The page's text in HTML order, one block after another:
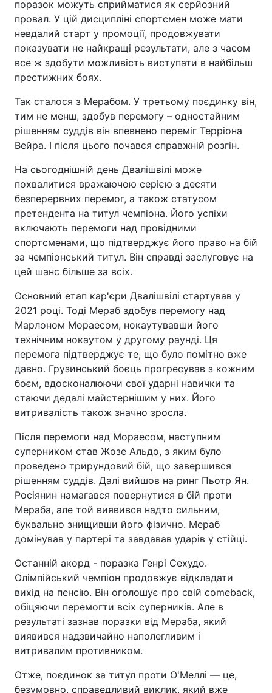
поразок можуть сприйматися як серйозний
провал. У цій дисципліні спортсмен може мати
невдалий старт у промоції, продовжувати
показувати не найкращі результати, але з часом
все ж здобути можливість виступати в найбільш
престижних боях.
Так сталося з Мерабом. У третьому поєдинку він,
тим не менш, здобув перемогу – одностайним
рішенням суддів він впевнено переміг Терріона
Вейра. І після цього почався справжній розгін.
На сьогоднішній день Двалішвілі може
похвалитися вражаючою серією з десяти
безперервних перемог, а також статусом
претендента на титул чемпіона. Його успіхи
включають перемоги над провідними
спортсменами, що підтверджує його право на бій
за чемпіонський титул. Він справді заслуговує на
цей шанс більше за всіх.
Основний етап кар'єри Двалішвілі стартував у
2021 році. Тоді Мераб здобув перемогу над
Марлоном Мораесом, нокаутувавши його
технічним нокаутом у другому раунді. Ця
перемога підтверджує те, що було помітно вже
давно. Грузинський боєць прогресував з кожним
боєм, вдосконалюючи свої ударні навички та
стаючи дедалі майстернішим у них. Його
витривалість також значно зросла.
Після перемоги над Мораесом, наступним
суперником став Жозе Альдо, з яким було
проведено трирундовий бій, що завершився
рішенням суддів. Далі вийшов на ринг Пьотр Ян.
Росіянин намагався повернутися в бій проти
Мераба, але той виявився надто сильним,
буквально знищивши його фізично. Мераб
домінував у партері та завдавав ударів у стійці.
Останній акорд - поразка Генрі Сехудо.
Олімпійський чемпіон продовжує відкладати
вихід на пенсію. Він оголошує про свій comeback,
обіцяючи перемогти всіх суперників. Але в
результаті зазнав поразки від Мераба, який
виявився надзвичайно наполегливим і
витривалим противником.
Отже, поєдинок за титул проти О'Меллі — це,
безумовно, справедливий виклик, який вже